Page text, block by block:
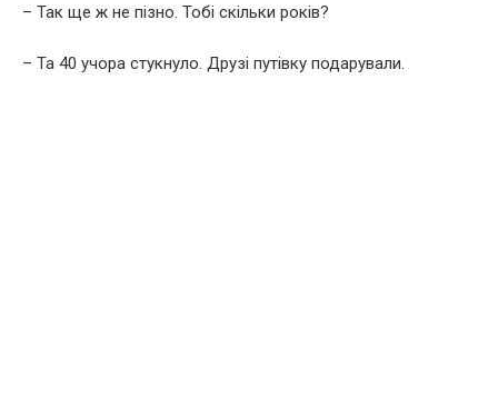
– Так ще ж не пізно. Тобі скільки років?
– Та 40 учора стукнуло. Друзі путівку подарували.